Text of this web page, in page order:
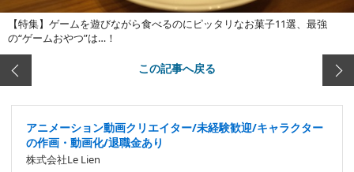
【特集】ゲームを遊びながら食べるのにピッタリなお菓子11選、最強
の“ゲームおやつ”は…！
この記事へ戻る
アニメーション動画クリエイター/未経験歓迎/キャラクター
の作画・動画化/退職金あり
株式会社Le Lien